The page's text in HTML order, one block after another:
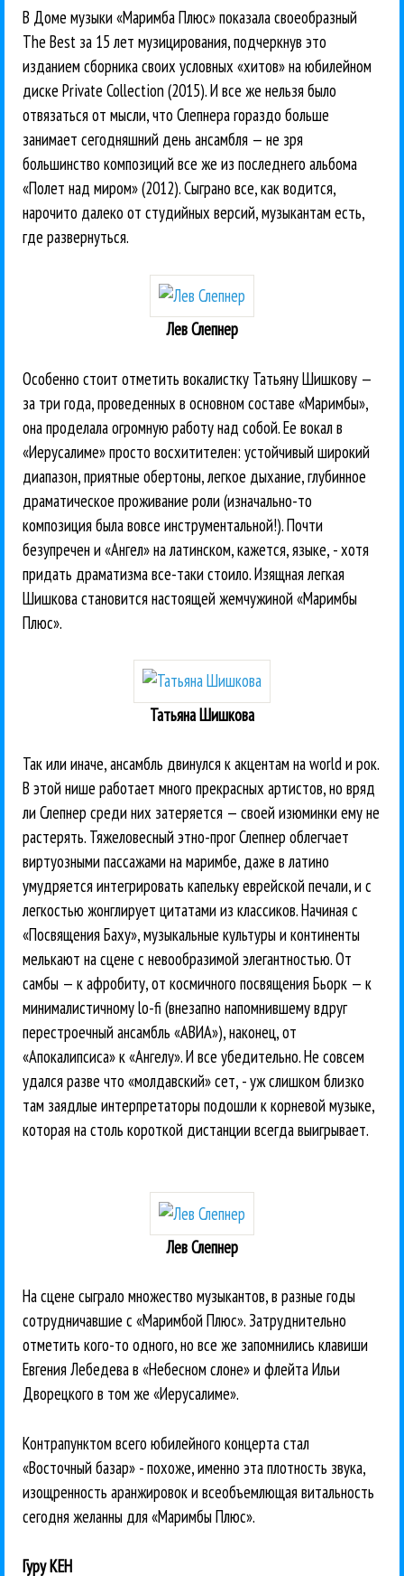
В Доме музыки «Маримба Плюс» показала своеобразный
The Best за 15 лет музицирования, подчеркнув это
изданием сборника своих условных «хитов» на юбилейном
диске Private Collection (2015). И все же нельзя было
отвязаться от мысли, что Слепнера гораздо больше
занимает сегодняшний день ансамбля — не зря
большинство композиций все же из последнего альбома
«Полет над миром» (2012). Сыграно все, как водится,
нарочито далеко от студийных версий, музыкантам есть,
где развернуться.
Лев Слепнер
Особенно стоит отметить вокалистку Татьяну Шишкову —
за три года, проведенных в основном составе «Маримбы»,
она проделала огромную работу над собой. Ее вокал в
«Иерусалиме» просто восхитителен: устойчивый широкий
диапазон, приятные обертоны, легкое дыхание, глубинное
драматическое проживание роли (изначально-то
композиция была вовсе инструментальной!). Почти
безупречен и «Ангел» на латинском, кажется, языке, - хотя
придать драматизма все-таки стоило. Изящная легкая
Шишкова становится настоящей жемчужиной «Маримбы
Плюс».
Татьяна Шишкова
Так или иначе, ансамбль двинулся к акцентам на world и рок.
В этой нише работает много прекрасных артистов, но вряд
ли Слепнер среди них затеряется — своей изюминки ему не
растерять. Тяжеловесный этно-прог Слепнер облегчает
виртуозными пассажами на маримбе, даже в латино
умудряется интегрировать капельку еврейской печали, и с
легкостью жонглирует цитатами из классиков. Начиная с
«Посвящения Баху», музыкальные культуры и континенты
мелькают на сцене с невообразимой элегантностью. От
самбы — к афробиту, от космичного посвящения Бьорк — к
минималистичному lo-fi (внезапно напомнившему вдруг
перестроечный ансамбль «АВИА»), наконец, от
«Апокалипсиса» к «Ангелу». И все убедительно. Не совсем
удался разве что «молдавский» сет, - уж слишком близко
там заядлые интерпретаторы подошли к корневой музыке,
которая на столь короткой дистанции всегда выигрывает.
Лев Слепнер
На сцене сыграло множество музыкантов, в разные годы
сотрудничавшие с «Маримбой Плюс». Затруднительно
отметить кого-то одного, но все же запомнились клавиши
Евгения Лебедева в «Небесном слоне» и флейта Ильи
Дворецкого в том же «Иерусалиме».
Контрапунктом всего юбилейного концерта стал
«Восточный базар» - похоже, именно эта плотность звука,
изощренность аранжировок и всеобъемлющая витальность
сегодня желанны для «Маримбы Плюс».
Гуру КЕН